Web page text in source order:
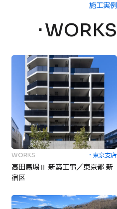
施工実例
WORKS
WORKS 東京支店
高田馬場Ⅱ 新築工事／東京都 新
宿区